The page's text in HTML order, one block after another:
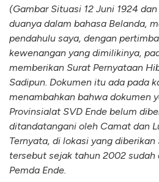
(Gambar Situasi 12 Juni 1924
duanya dalam bahasa Belanda,
pendahulu saya, dengan
kewenangan yang dimilikinya,
memberikan Surat Pernyataan
Sadipun. Dokumen itu ada pada
menambahkan bahwa dokumen
Provinsialat SVD Ende belum
ditandatangani oleh Camat dan
Ternyata, di lokasi yang
tersebut sejak tahun 2002
Pemda Ende.